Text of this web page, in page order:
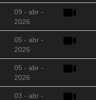
09 - abr -
2026
05 - abr -
2026
05 - abr -
2026
03 - abr -